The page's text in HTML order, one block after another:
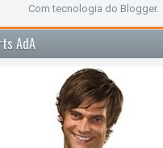
Com tecnologia do Blogger.
AdA